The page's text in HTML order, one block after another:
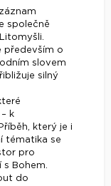
společně
především o
slovem
silný
k
který je i
tématika se
pro
s Bohem.
do